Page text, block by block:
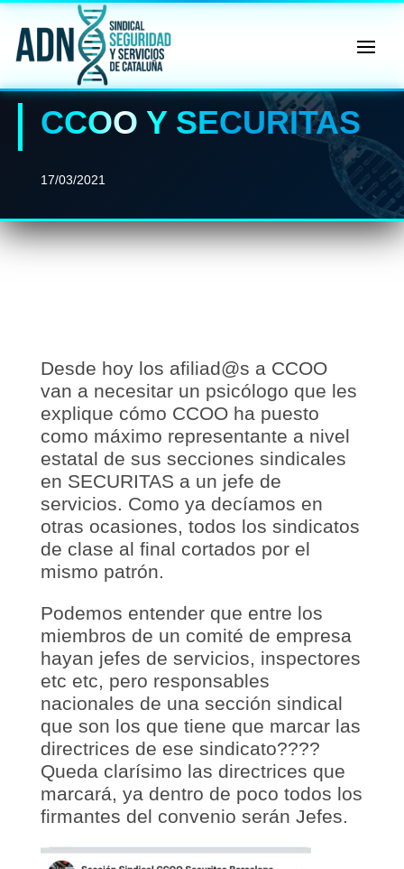
CCOO Y SECURITAS
17/03/2021
Desde hoy los afiliad@s a CCOO
van a necesitar un psicólogo que les
explique cómo CCOO ha puesto
como máximo representante a nivel
estatal de sus secciones sindicales
en SECURITAS a un jefe de
servicios. Como ya decíamos en
otras ocasiones, todos los sindicatos
de clase al final cortados por el
mismo patrón.
Podemos entender que entre los
miembros de un comité de empresa
hayan jefes de servicios, inspectores
etc etc, pero responsables
nacionales de una sección sindical
que son los que tiene que marcar las
directrices de ese sindicato????
Queda clarísimo las directrices que
marcará, ya dentro de poco todos los
firmantes del convenio serán Jefes.
✖
ADN
Sindical
ℹ️ Consulta General a Sede (Email)
🤖 Dudas Rápidas del Convenio (IA)
✊ Trámite: Afiliarse al Sindicato
📍 Info: Horarios y Contacto Sede